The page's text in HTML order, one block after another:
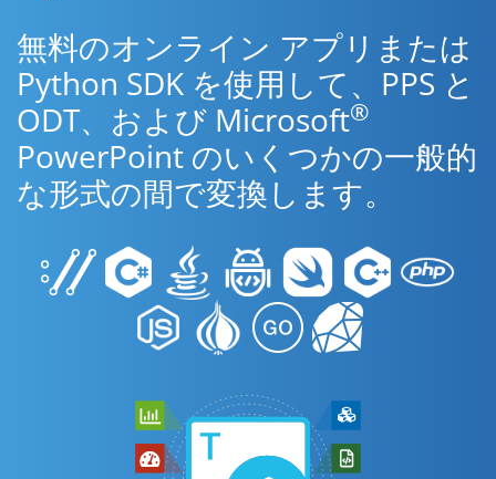
無料のオンライン アプリまたは
Python SDK を使用して、PPS と
ODT、および Microsoft®
PowerPoint のいくつかの一般的
な形式の間で変換します。